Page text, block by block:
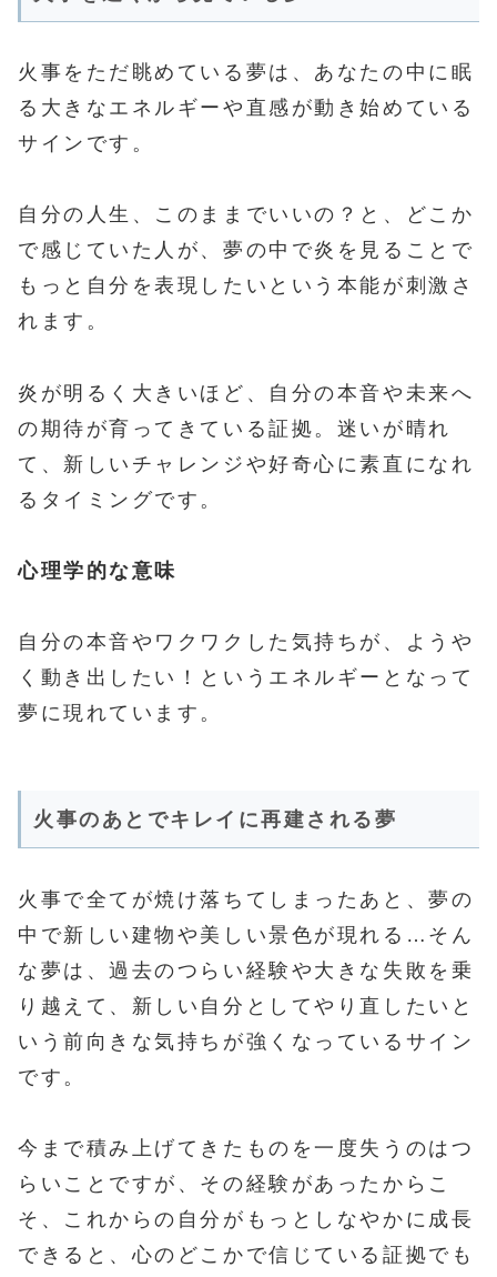
火事をただ眺めている夢は、あなたの中に眠
る大きなエネルギーや直感が動き始めている
サインです。
自分の人生、このままでいいの？と、どこか
で感じていた人が、夢の中で炎を見ることで
もっと自分を表現したいという本能が刺激さ
れます。
炎が明るく大きいほど、自分の本音や未来へ
の期待が育ってきている証拠。迷いが晴れ
て、新しいチャレンジや好奇心に素直になれ
るタイミングです。
心理学的な意味
自分の本音やワクワクした気持ちが、ようや
く動き出したい！というエネルギーとなって
夢に現れています。
火事のあとでキレイに再建される夢
火事で全てが焼け落ちてしまったあと、夢の
中で新しい建物や美しい景色が現れる…そん
な夢は、過去のつらい経験や大きな失敗を乗
り越えて、新しい自分としてやり直したいと
いう前向きな気持ちが強くなっているサイン
です。
今まで積み上げてきたものを一度失うのはつ
らいことですが、その経験があったからこ
そ、これからの自分がもっとしなやかに成長
できると、心のどこかで信じている証拠でも